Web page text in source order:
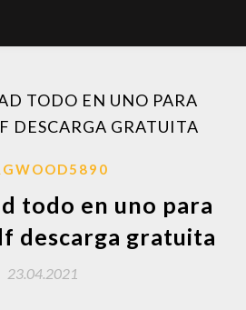
TODO EN UNO PARA
DESCARGA GRATUITA
todo en uno para
descarga gratuita
23.04.2021